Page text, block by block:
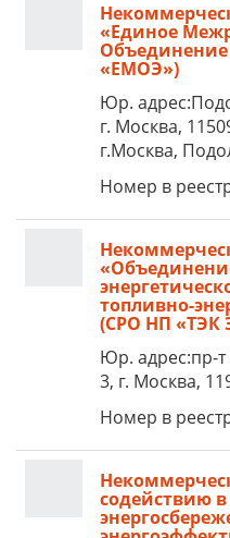
«Единое
«ЕМОЭ»)
Юр.
г. Москва,
г.Москва,
Номер в
топливно-
(СРО НП «ТЭК
Юр. адрес:пр-т
3, г. Москва,
Номер в
содействию в